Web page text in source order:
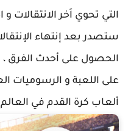
التي تحوي اَخر الانتقالات
ستصدر بعد إنتهاء
الحصول على أحدث الفرق ،
على اللعبة و الرسوميات
ألعاب كرة القدم في